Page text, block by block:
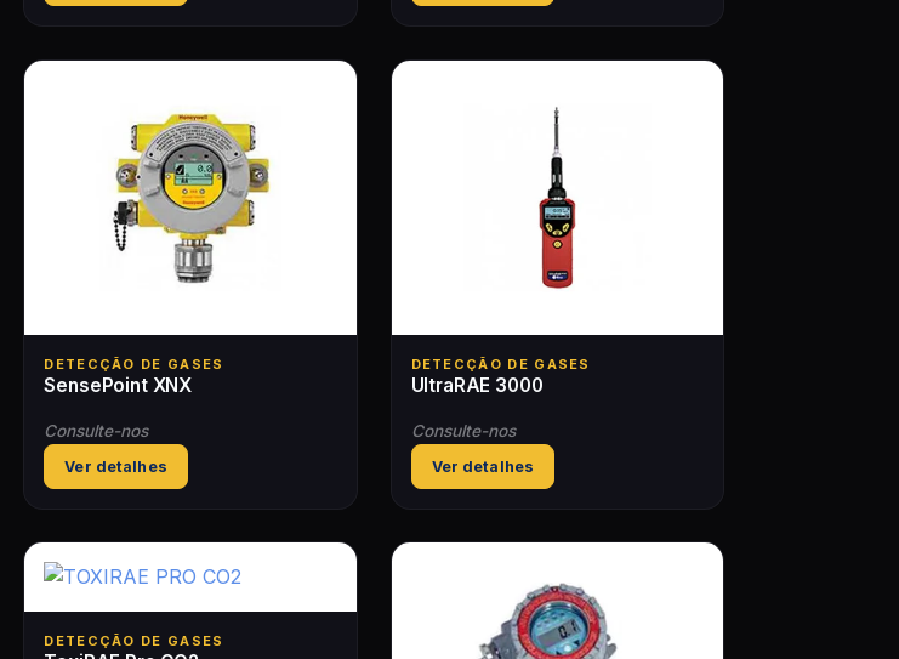
DETECÇÃO DE GASES
SensePoint XNX
Consulte-nos
Ver detalhes
DETECÇÃO DE GASES
UltraRAE 3000
Consulte-nos
Ver detalhes
DETECÇÃO DE GASES